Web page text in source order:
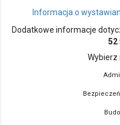
Informacja o
Dodatkowe informacje
52
Wybierz